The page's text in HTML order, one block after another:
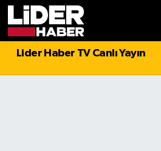
Lider Haber TV Canlı Yayın
Politika
Hava Durumu